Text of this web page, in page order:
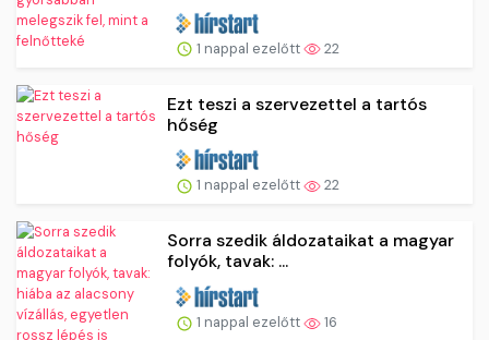
1 nappal ezelőtt 22
Ezt teszi a szervezettel a tartós
hőség
1 nappal ezelőtt 22
Sorra szedik áldozataikat a magyar
folyók, tavak: ...
1 nappal ezelőtt 16